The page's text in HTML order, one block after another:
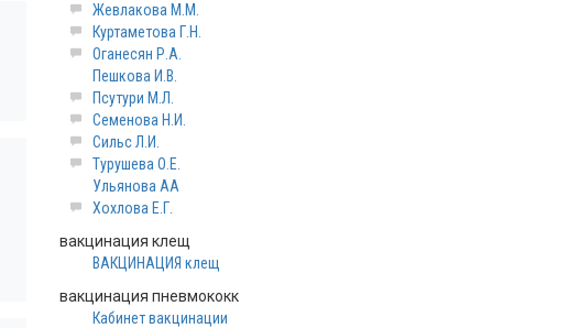
Жевлакова М.М.
Куртаметова Г.Н.
Оганесян Р.А.
Пешкова И.В.
Псутури М.Л.
Семенова Н.И.
Сильс Л.И.
Турушева О.Е.
Ульянова АА
Хохлова Е.Г.
вакцинация клещ
ВАКЦИНАЦИЯ клещ
вакцинация пневмококк
Кабинет вакцинации